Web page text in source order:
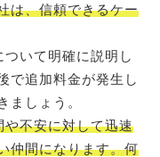
は、信頼できるケー
いて明確に説明し
で追加料金が発生し
ましょう。
不安に対して迅速
仲間になります。何